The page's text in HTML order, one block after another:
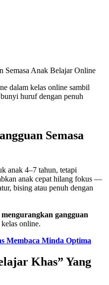
Semasa Anak Belajar Online
Semasa
anak 4–7 tahun, tetapi
anak cepat hilang fokus —
bising atau penuh dengan
mengurangkan gangguan
online.
Membaca Minda Optima
Khas” Yang